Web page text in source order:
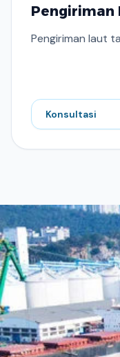
Pengiriman
Pengiriman laut
Konsultasi